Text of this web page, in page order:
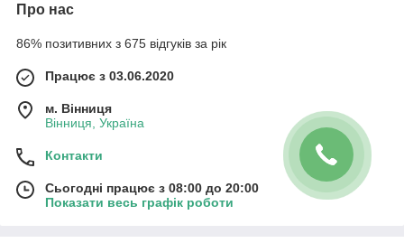
Про нас
86% позитивних з 675 відгуків за рік
Працює з 03.06.2020
м. Вінниця
Вінниця, Україна
Контакти
Сьогодні працює з 08:00 до 20:00
Показати весь графік роботи